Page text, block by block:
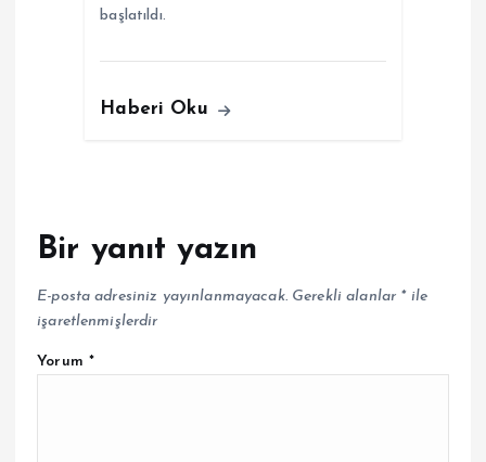
başlatıldı.
Haberi Oku
Bir yanıt yazın
E-posta adresiniz yayınlanmayacak. Gerekli alanlar *ile
işaretlenmişlerdir
Yorum *